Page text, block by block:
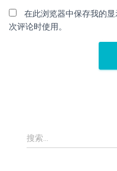
在此浏览器中保存我的
次评论时使用。
搜
索
搜索…